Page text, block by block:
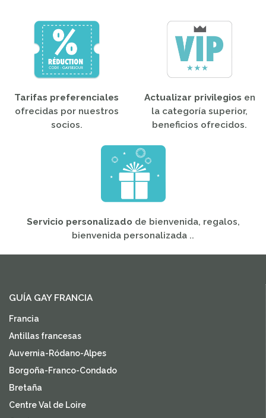
Tarifas preferenciales
ofrecidas por nuestros
socios.
Actualizar privilegios en
la categoría superior,
beneficios ofrecidos.
Servicio personalizado de bienvenida, regalos,
bienvenida personalizada ..
GUÍA GAY FRANCIA
Francia
Antillas francesas
Auvernia-Ródano-Alpes
Borgoña-Franco-Condado
Bretaña
Centre Val de Loire